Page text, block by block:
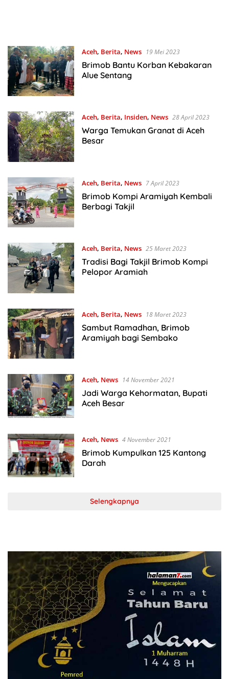
Aceh, Berita, News 19 Mei 2023
Brimob Bantu Korban Kebakaran
Alue Sentang
Aceh, Berita, Insiden, News 28 April 2023
Warga Temukan Granat di Aceh
Besar
Aceh, Berita, News 7 April 2023
Brimob Kompi Aramiyah Kembali
Berbagi Takjil
Aceh, Berita, News 25 Maret 2023
Tradisi Bagi Takjil Brimob Kompi
Pelopor Aramiah
Aceh, Berita, News 18 Maret 2023
Sambut Ramadhan, Brimob
Aramiyah bagi Sembako
Aceh, News 14 November 2021
Jadi Warga Kehormatan, Bupati
Aceh Besar
Aceh, News 4 November 2021
Brimob Kumpulkan 125 Kantong
Darah
Selengkapnya